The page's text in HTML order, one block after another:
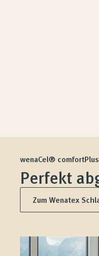
wenaCel®
Perfekt
Zum Wenatex